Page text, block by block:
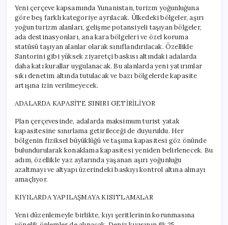
Yeni çerçeve kapsamında Yunanistan, turizm yoğunluğuna
göre beş farklı kategoriye ayrılacak. Ülkedeki bölgeler, aşırı
yoğun turizm alanları, gelişme potansiyeli taşıyan bölgeler,
ada destinasyonları, ana kara bölgeleri ve özel koruma
statüsü taşıyan alanlar olarak sınıflandırılacak. Özellikle
Santorini gibi yüksek ziyaretçi baskısı altındaki adalarda
daha katı kurallar uygulanacak. Bu alanlarda yeni yatırımlar
sıkı denetim altında tutulacak ve bazı bölgelerde kapasite
artışına izin verilmeyecek.
ADALARDA KAPASİTE SINIRI GETİRİLİYOR
Plan çerçevesinde, adalarda maksimum turist yatak
kapasitesine sınırlama getirileceği de duyuruldu. Her
bölgenin fiziksel büyüklüğü ve taşıma kapasitesi göz önünde
bulundurularak konaklama kapasitesi yeniden belirlenecek. Bu
adım, özellikle yaz aylarında yaşanan aşırı yoğunluğu
azaltmayı ve altyapı üzerindeki baskıyı kontrol altına almayı
amaçlıyor.
KIYILARDA YAPILAŞMAYA KISITLAMALAR
Yeni düzenlemeyle birlikte, kıyı şeritlerinin korunmasına